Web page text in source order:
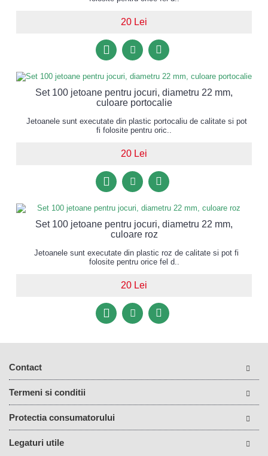
20 Lei
Set 100 jetoane pentru jocuri, diametru 22 mm,
culoare portocalie
Jetoanele sunt executate din plastic portocaliu de calitate si pot
fi folosite pentru oric..
20 Lei
Set 100 jetoane pentru jocuri, diametru 22 mm,
culoare roz
Jetoanele sunt executate din plastic roz de calitate si pot fi
folosite pentru orice fel d..
20 Lei
Contact
Termeni si conditii
Protectia consumatorului
Legaturi utile